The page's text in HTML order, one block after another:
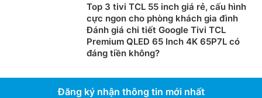
Top 3 tivi TCL 55 inch giá rẻ, cấu hình
cực ngon cho phòng khách gia đình
Đánh giá chi tiết Google Tivi TCL
Premium QLED 65 Inch 4K 65P7L có
đáng tiền không?
Đăng ký nhận thông tin mới nhất